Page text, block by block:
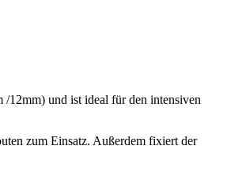
12mm) und ist ideal für den intensiven
zum Einsatz. Außerdem fixiert der